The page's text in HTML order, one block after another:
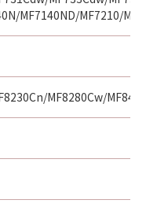
MF7140ND/MF7210/
MF8280Cw/